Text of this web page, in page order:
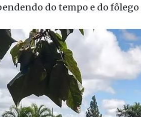
do tempo e do